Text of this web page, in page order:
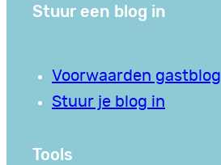
Stuur een blog in
Voorwaarden gastblog
Stuur je blog in
Tools